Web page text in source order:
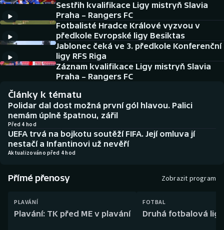
Cyklistika
DALŠÍ SPORTY
Americký fotbal
Baseball a softbal
Basketbal
Biatlon
Boby a skeleton
Box
Curling
NEPŘEHLÉDNĚTE
Historické návraty
Aplikace ČT sport
AZ kvíz
Sestřih kvalifikace Ligy mistryň Slavia
Praha – Rangers FC
Fotbalisté Hradce Králové vyzvou v
předkole Evropské ligy Besiktas
Jablonec čeká ve 3. předkole Konferenční
ligy RFS Riga
Záznam kvalifikace Ligy mistryň Slavia
Praha – Rangers FC
Články k tématu
Polidar dal dost možná první gól hlavou. Palici
nemám úplně špatnou, zářil
Před 4 hod
UEFA trvá na bojkotu soutěží FIFA. Její omluva jí
nestačí a Infantinovi už nevěří
Aktualizováno před 4 hod
Přímé přenosy Zobrazit program
PLAVÁNÍ
Plavání: TK před ME v plavání
FOTBAL
Druhá fotbalová